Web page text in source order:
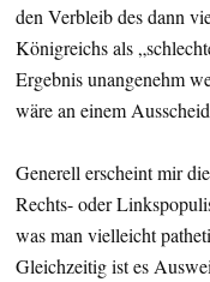
den Verbleib des dann
Königreichs als
Ergebnis unangenehm
wäre an einem
Generell erscheint mir
Rechts- oder
was man vielleicht
Gleichzeitig ist es